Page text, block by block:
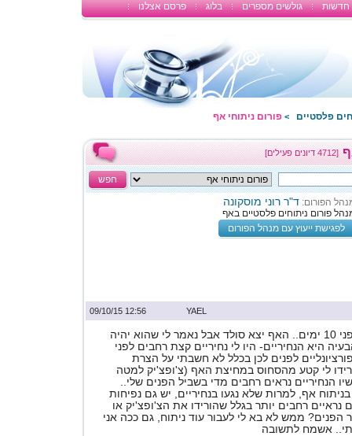
חדשות
גולשים מספרים בלוג פרסם אצלנו
פלסטיים > פורום ניתוחי אף
[4712 דיונים פעילים]
חפש
הפורום: ד"ר רוני מוסקונה
פורום ניתוחים פלסטיים באף
לפגישת ייעוץ עם מנהל הפורום
12:56 09/10/15 YAEL
עברתי ניתוח אף לפני 10 ימים.. האף יצא סולד אבל נאמר לי שהוא יהיה
היא הנחיריים- היו לי נחיריים קצת רחבים לפני
לפנים לכן בכלל לא חשבתי על הצרת
לי קטע מהסחוס במחיצת האף (צ'ופצ'יק למטה
הנחיריים נראים רחבים מדי בשביל הפנים שלי..
אף, למרות שלא נגעו בנחיריים, יש גם נפיחות
נראיים רחבים יותר בגלל שהורידו את הצ'ופצ'יק או
הפנים? ממש לא בא לי לעבור עוד ניתוח, גם ככה אני
אשמח לתשובה